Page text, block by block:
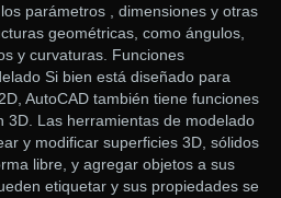
parámetros , dimensiones y otras
geométricas, como ángulos,
y curvaturas. Funciones
Si bien está diseñado para
AutoCAD también tiene funciones
3D. Las herramientas de modelado
y modificar superficies 3D, sólidos
libre, y agregar objetos a sus
etiquetar y sus propiedades se